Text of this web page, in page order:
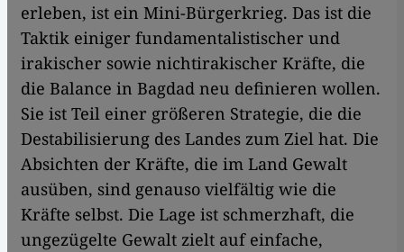
erleben, ist ein Mini-Bürgerkrieg. Das ist die
Taktik einiger fundamentalistischer und
irakischer sowie nichtirakischer Kräfte, die
die Balance in Bagdad neu definieren wollen.
Sie ist Teil einer größeren Strategie, die die
Destabilisierung des Landes zum Ziel hat. Die
Absichten der Kräfte, die im Land Gewalt
ausüben, sind genauso vielfältig wie die
Kräfte selbst. Die Lage ist schmerzhaft, die
ungezügelte Gewalt zielt auf einfache,